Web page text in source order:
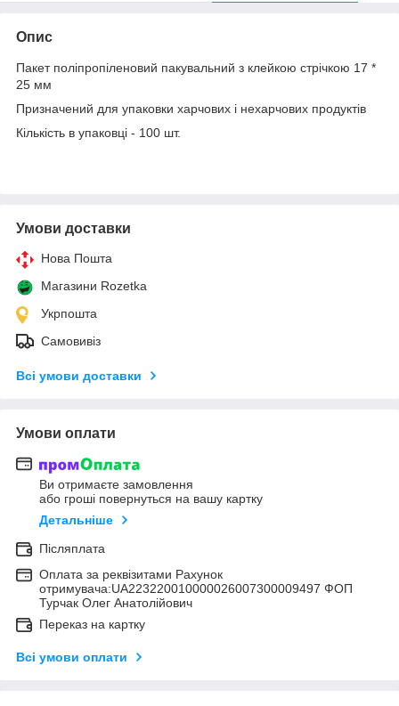
Опис
Пакет поліпропіленовий пакувальний з клейкою стрічкою 17 *
25 мм
Призначений для упаковки харчових і нехарчових продуктів
Кількість в упаковці - 100 шт.
Умови доставки
Нова Пошта
Магазини Rozetka
Укрпошта
Самовивіз
Всі умови доставки
Умови оплати
Ви отримаєте замовлення
або гроші повернуться на вашу картку
Детальніше
Післяплата
Оплата за реквізитами Рахунок
отримувача:UA223220010000026007300009497 ФОП
Турчак Олег Анатолійович
Переказ на картку
Всі умови оплати